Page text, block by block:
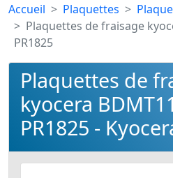
Accueil Plaquettes
Plaquettes de fraisage
PR1825
Plaquettes de
kyocera
PR1825 -